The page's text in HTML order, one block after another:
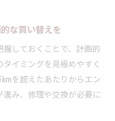
な買い替えを
しておくことで、計画的
イミングを見極めやすく
を超えたあたりからエン
み、修理や交換が必要に